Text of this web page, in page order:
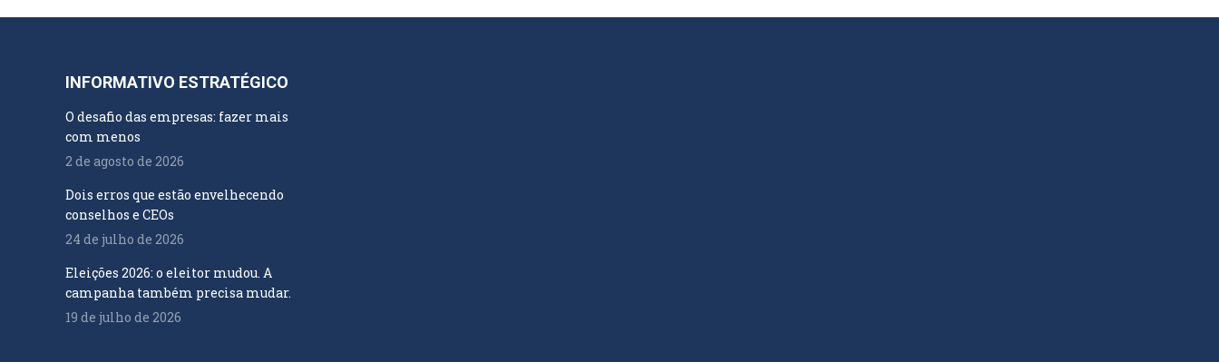
INFORMATIVO ESTRATÉGICO
O desafio das empresas: fazer mais
com menos
2 de agosto de 2026
Dois erros que estão envelhecendo
conselhos e CEOs
24 de julho de 2026
Eleições 2026: o eleitor mudou. A
campanha também precisa mudar.
19 de julho de 2026